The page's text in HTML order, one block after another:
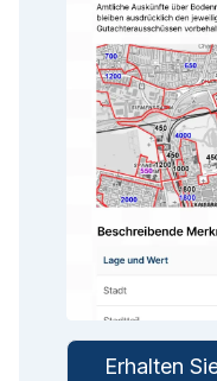
Erhalten